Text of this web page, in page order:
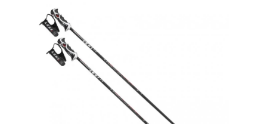
je
0,0
z
5
hvězdiček.